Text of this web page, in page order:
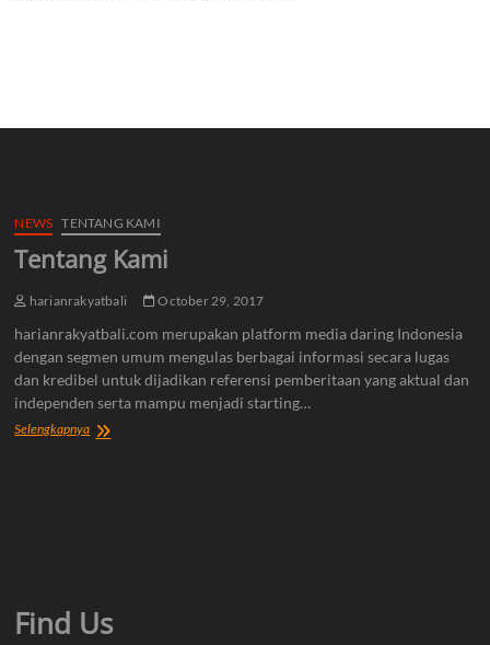
NEWS TENTANG KAMI
Tentang Kami
harianrakyatbali October 29, 2017
harianrakyatbali.com merupakan platform media daring Indonesia
dengan segmen umum mengulas berbagai informasi secara lugas
dan kredibel untuk dijadikan referensi pemberitaan yang aktual dan
independen serta mampu menjadi starting…
SelengkapnyaTentang
Find Us